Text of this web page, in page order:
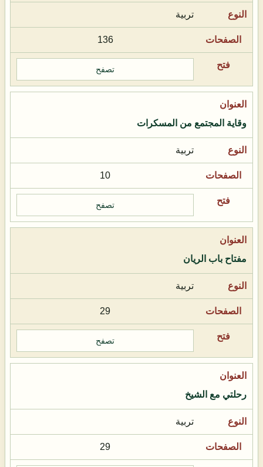
تربية
136
تصفح
وقاية المجتمع من المسكرات
تربية
10
تصفح
مفتاح باب الريان
تربية
29
تصفح
رحلتي مع الشيخ
تربية
29